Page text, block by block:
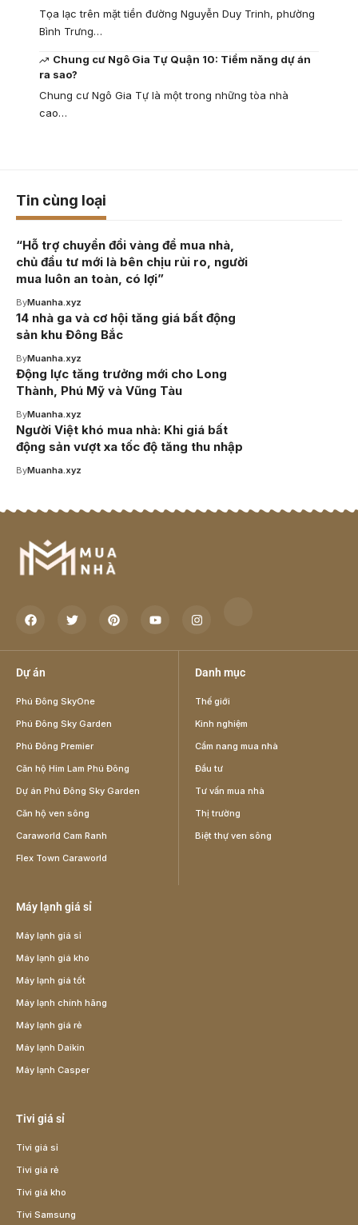
Tọa lạc trên mặt tiền đường Nguyễn Duy Trinh, phường
Bình Trưng…
Chung cư Ngô Gia Tự Quận 10: Tiềm năng dự án
ra sao?
Chung cư Ngô Gia Tự là một trong những tòa nhà
cao…
Tin cùng loại
“Hỗ trợ chuyển đổi vàng để mua nhà,
chủ đầu tư mới là bên chịu rủi ro, người
mua luôn an toàn, có lợi”
ByMuanha.xyz
14 nhà ga và cơ hội tăng giá bất động
sản khu Đông Bắc
ByMuanha.xyz
Động lực tăng trưởng mới cho Long
Thành, Phú Mỹ và Vũng Tàu
ByMuanha.xyz
Người Việt khó mua nhà: Khi giá bất
động sản vượt xa tốc độ tăng thu nhập
ByMuanha.xyz
Dự án
Phú Đông SkyOne
Phú Đông Sky Garden
Phú Đông Premier
Căn hộ Him Lam Phú Đông
Dự án Phú Đông Sky Garden
Căn hộ ven sông
Caraworld Cam Ranh
Flex Town Caraworld
Danh mục
Thế giới
Kinh nghiệm
Cẩm nang mua nhà
Đầu tư
Tư vấn mua nhà
Thị trường
Biệt thự ven sông
Máy lạnh giá sỉ
Máy lạnh giá sỉ
Máy lạnh giá kho
Máy lạnh giá tốt
Máy lạnh chính hãng
Máy lạnh giá rẻ
Máy lạnh Daikin
Máy lạnh Casper
Tivi giá sỉ
Tivi giá sỉ
Tivi giá rẻ
Tivi giá kho
Tivi Samsung